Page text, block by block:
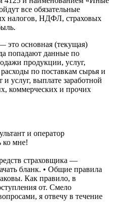
все обязательные
налогов, НДФЛ, страховых
это основная (текущая)
попадают данные по
продукции, услуг,
по поставкам сырья и
услуг, выплате заработной
коммерческих и прочих
и оператор
ко мне!
страховщика —
бланк. • Общие правила
Как правило, в
от. Смело
я отвечу в течение